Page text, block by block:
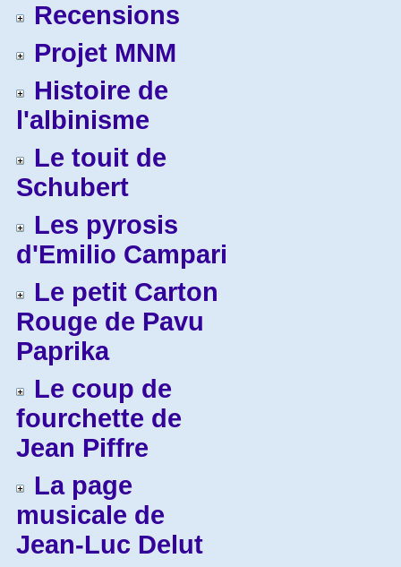
Recensions
Projet MNM
Histoire de
l'albinisme
Le touit de
Schubert
Les pyrosis
d'Emilio Campari
Le petit Carton
Rouge de Pavu
Paprika
Le coup de
fourchette de
Jean Piffre
La page
musicale de
Jean-Luc Delut